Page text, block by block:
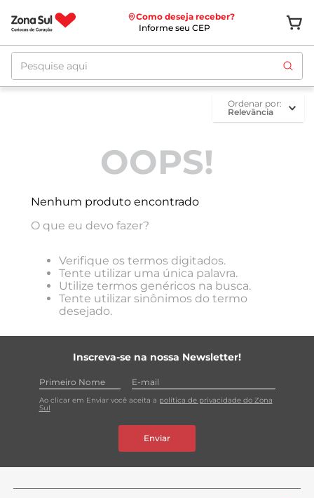
Como deseja receber?
Informe seu CEP
Pesquise aqui
ordenar por
Relevância
OOPS!
Nenhum produto encontrado
O que eu devo fazer?
Verifique os termos digitados.
Tente utilizar uma única palavra.
Utilize termos genéricos na busca.
Tente utilizar sinônimos do termo
desejado.
Inscreva-se na nossa Newsletter!
Ao clicar em Enviar você aceita a política de privacidade do Zona
Sul
Enviar